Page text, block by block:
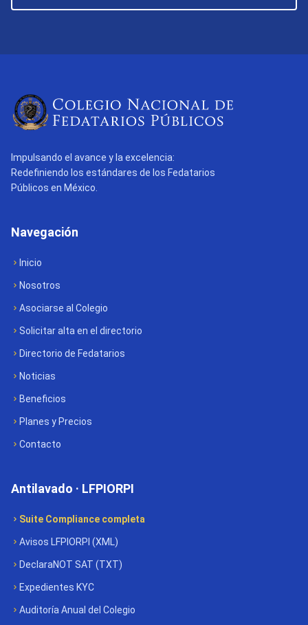
Impulsando el avance y la excelencia:
Redefiniendo los estándares de los Fedatarios
Públicos en México.
Navegación
Inicio
Nosotros
Asociarse al Colegio
Solicitar alta en el directorio
Directorio de Fedatarios
Noticias
Beneficios
Planes y Precios
Contacto
Antilavado · LFPIORPI
Suite Compliance completa
Avisos LFPIORPI (XML)
DeclaraNOT SAT (TXT)
Expedientes KYC
Auditoría Anual del Colegio